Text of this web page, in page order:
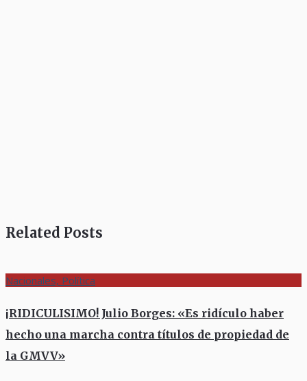
Related Posts
Nacionales, Política
¡RIDICULISIMO! Julio Borges: «Es ridículo haber
hecho una marcha contra títulos de propiedad de
la GMVV»